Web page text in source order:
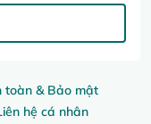
toàn & Bảo mật
hệ cá nhân